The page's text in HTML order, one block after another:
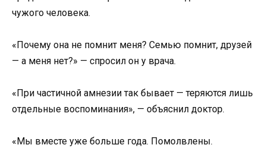
чужого человека.
«Почему она не помнит меня? Семью помнит, друзей
— а меня нет?» — спросил он у врача.
«При частичной амнезии так бывает — теряются лишь
отдельные воспоминания», — объяснил доктор.
«Мы вместе уже больше года. Помолвлены.